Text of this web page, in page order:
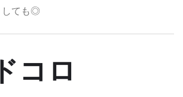
しても◎
コロ